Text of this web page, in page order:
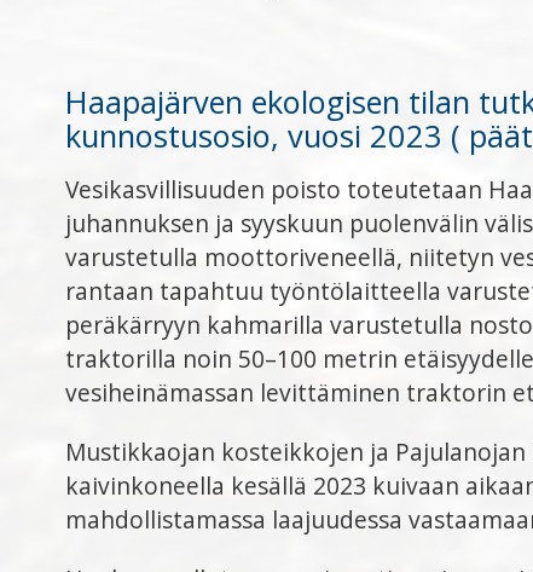
Haapajärven ekologisen tilan
kunnostusosio, vuosi 2023 (
Vesikasvillisuuden poisto toteutetaan
juhannuksen ja syyskuun puolenvälin
varustetulla moottoriveneellä, niitetyn
rantaan tapahtuu työntölaitteella
peräkärryyn kahmarilla varustetulla
traktorilla noin 50–100 metrin
vesiheinämassan levittäminen traktorin
Mustikkaojan kosteikkojen ja
kaivinkoneella kesällä 2023 kuivaan
mahdollistamassa laajuudessa